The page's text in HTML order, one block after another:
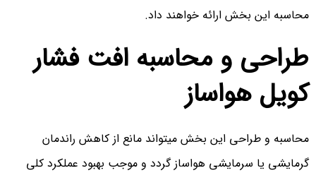
محاسبه این بخش ارائه خواهند داد.
طراحی و محاسبه افت فشار
کویل هواساز
محاسبه و طراحی این بخش میتواند مانع از کاهش راندمان
گرمایشی یا سرمایشی هواساز گردد و موجب بهبود عملکرد کلی